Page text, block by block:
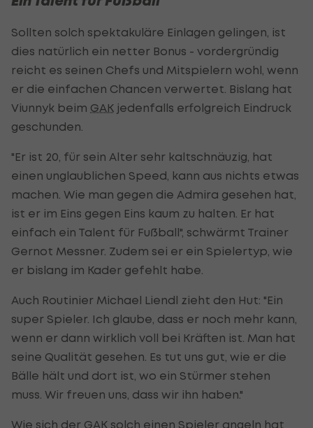
Sollten solch spektakuläre Einlagen gelingen, ist
dies natürlich ein netter Bonus - vordergründig
reicht es seinen Chefs und Mitspielern wohl, wenn
er die einfachen Chancen verwertet. Bislang hat
Viunnyk beim GAK jedenfalls erfolgreich Eindruck
geschunden.
"Er ist 20, für sein Alter sehr kaltschnäuzig, hat
einen unglaublichen Speed, kann aus nichts etwas
machen. Wie man gegen die Admira gesehen hat,
ist er im Eins gegen Eins kaum zu halten. Er hat
einfach ein Talent für Fußball", schwärmt Trainer
Gernot Messner. Zudem sei er ein Spielertyp, wie
er bislang im Kader gefehlt habe.
Auch Routinier Michael Liendl zieht den Hut: "Ein
super Spieler. Ich glaube, dass er noch mehr kann,
wenn er dann wirklich voll bei Kräften ist. Man hat
seine Qualität gesehen. Es tut uns gut, wie er die
Bälle hält und dort ist, wo ein Stürmer stehen
muss. Wir freuen uns, dass wir ihn haben."
Wie sich der GAK solch einen Spieler angeln hat